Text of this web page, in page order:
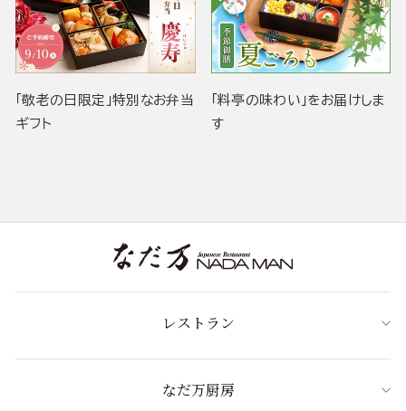
「敬老の日限定」特別なお弁当
ギフト
「料亭の味わい」をお届けしま
す
レストラン
なだ万厨房